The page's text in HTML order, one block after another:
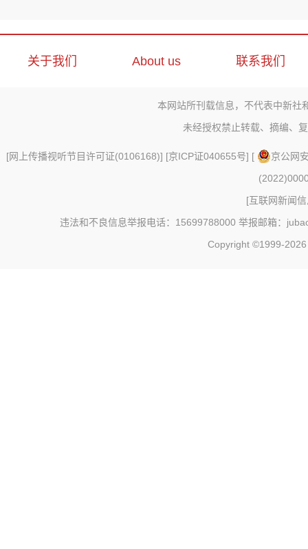
关于我们 About us 联系我们
本网站所刊载信息，不代表中新社
未经授权禁止转载、摘编、
[网上传播视听节目许可证(0106168)] [京ICP证040655号] [
京公网
[互联网新闻
违法和不良信息举报电话：15699788000 举报邮箱：
Copyright ©1999-